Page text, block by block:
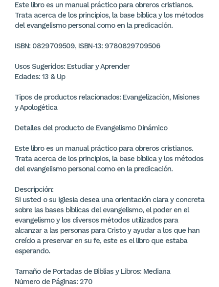
Este libro es un manual práctico para obreros cristianos.
Trata acerca de los principios, la base bíblica y los métodos
del evangelismo personal como en la predicación.
ISBN: 0829709509, ISBN-13: 9780829709506
Usos Sugeridos: Estudiar y Aprender
Edades: 13 & Up
Tipos de productos relacionados: Evangelización, Misiones
y Apologética
Detalles del producto de Evangelismo Dinámico
Este libro es un manual práctico para obreros cristianos.
Trata acerca de los principios, la base bíblica y los métodos
del evangelismo personal como en la predicación.
Descripción:
Si usted o su iglesia desea una orientación clara y concreta
sobre las bases bíblicas del evangelismo, el poder en el
evangelismo y los diversos métodos utilizados para
alcanzar a las personas para Cristo y ayudar a los que han
creído a preservar en su fe, este es el libro que estaba
esperando.
Tamaño de Portadas de Biblias y Libros: Mediana
Número de Páginas: 270